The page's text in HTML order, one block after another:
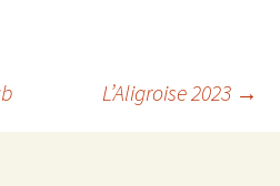
L’Aligroise 2023 →